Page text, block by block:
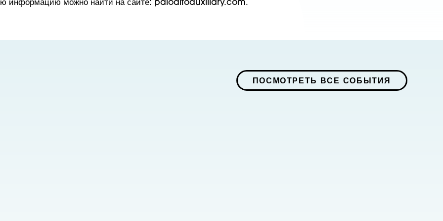
информацию можно найти на сайте: paloaltoauxiliary.com.
ПОСМОТРЕТЬ ВСЕ СОБЫТИЯ